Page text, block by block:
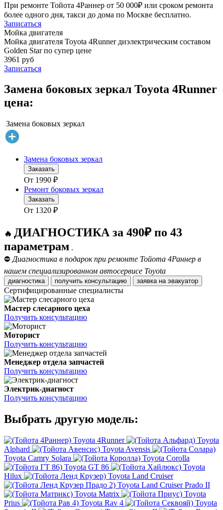
При ремонте Тойота 4Раннер от 50 000₽ или сроком ремонта
более одного дня, такси до дома по Москве бесплатно.
Записаться
Мойка двигателя
Мойка двигателя Toyota 4Runner диэлектрическим составом
Golden Star по супер цене
3961 руб
Записаться
Замена боковых зеркал Toyota 4Runner
цена:
Замена боковых зеркал
Замена боковых зеркал
Заказать
От 1990 ₽
Ремонт боковых зеркал
Заказать
От 1320 ₽
🔥 ДИАГНОСТИКА за 490₽ по 43
параметрам .
⛔ Диагностика в подарок при ремонте Тойота 4Раннер в
нашем специализированном автосервисе Toyota
диагностика получить консультацию заявка на эвакуатор
Сертифицированные специалисты
Мастер слесарного цеха
Получить консультацию
Моторист
Получить консультацию
Менеджер отдела запчастей
Получить консультацию
Электрик-диагност
Получить консультацию
Выбрать другую модель:
Toyota 4Runner
Toyota
Alphard
Toyota Avensis
Toyota Camry Solara
Toyota Corolla
Toyota GT 86
Toyota
Hilux
Toyota Land Cruiser
Toyota Land Cruiser Prado II
Toyota Matrix
Toyota
Prius
Toyota Rav 4
Toyota